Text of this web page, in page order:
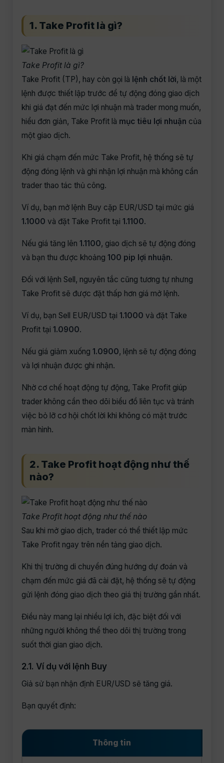
1. Take Profit là gì?
Take Profit là gì?
Take Profit (TP), hay còn gọi là lệnh chốt lời, là một
lệnh được thiết lập trước để tự động đóng giao dịch
khi giá đạt đến mức lợi nhuận mà trader mong muốn,
hiểu đơn giản, Take Profit là mục tiêu lợi nhuận của
một giao dịch.
Khi giá chạm đến mức Take Profit, hệ thống sẽ tự
động đóng lệnh và ghi nhận lợi nhuận mà không cần
trader thao tác thủ công.
Ví dụ, bạn mở lệnh Buy cặp EUR/USD tại mức giá
1.1000 và đặt Take Profit tại 1.1100.
Nếu giá tăng lên 1.1100, giao dịch sẽ tự động đóng
và bạn thu được khoảng 100 pip lợi nhuận.
Đối với lệnh Sell, nguyên tắc cũng tương tự nhưng
Take Profit sẽ được đặt thấp hơn giá mở lệnh.
Ví dụ, bạn Sell EUR/USD tại 1.1000 và đặt Take
Profit tại 1.0900.
Nếu giá giảm xuống 1.0900, lệnh sẽ tự động đóng
và lợi nhuận được ghi nhận.
Nhờ cơ chế hoạt động tự động, Take Profit giúp
trader không cần theo dõi biểu đồ liên tục và tránh
việc bỏ lỡ cơ hội chốt lời khi không có mặt trước
màn hình.
2. Take Profit hoạt động như thế
nào?
Take Profit hoạt động như thế nào
Sau khi mở giao dịch, trader có thể thiết lập mức
Take Profit ngay trên nền tảng giao dịch.
Khi thị trường di chuyển đúng hướng dự đoán và
chạm đến mức giá đã cài đặt, hệ thống sẽ tự động
gửi lệnh đóng giao dịch theo giá thị trường gần nhất.
Điều này mang lại nhiều lợi ích, đặc biệt đối với
những người không thể theo dõi thị trường trong
suốt thời gian giao dịch.
2.1. Ví dụ với lệnh Buy
Giả sử bạn nhận định EUR/USD sẽ tăng giá.
Bạn quyết định:
Thông tin